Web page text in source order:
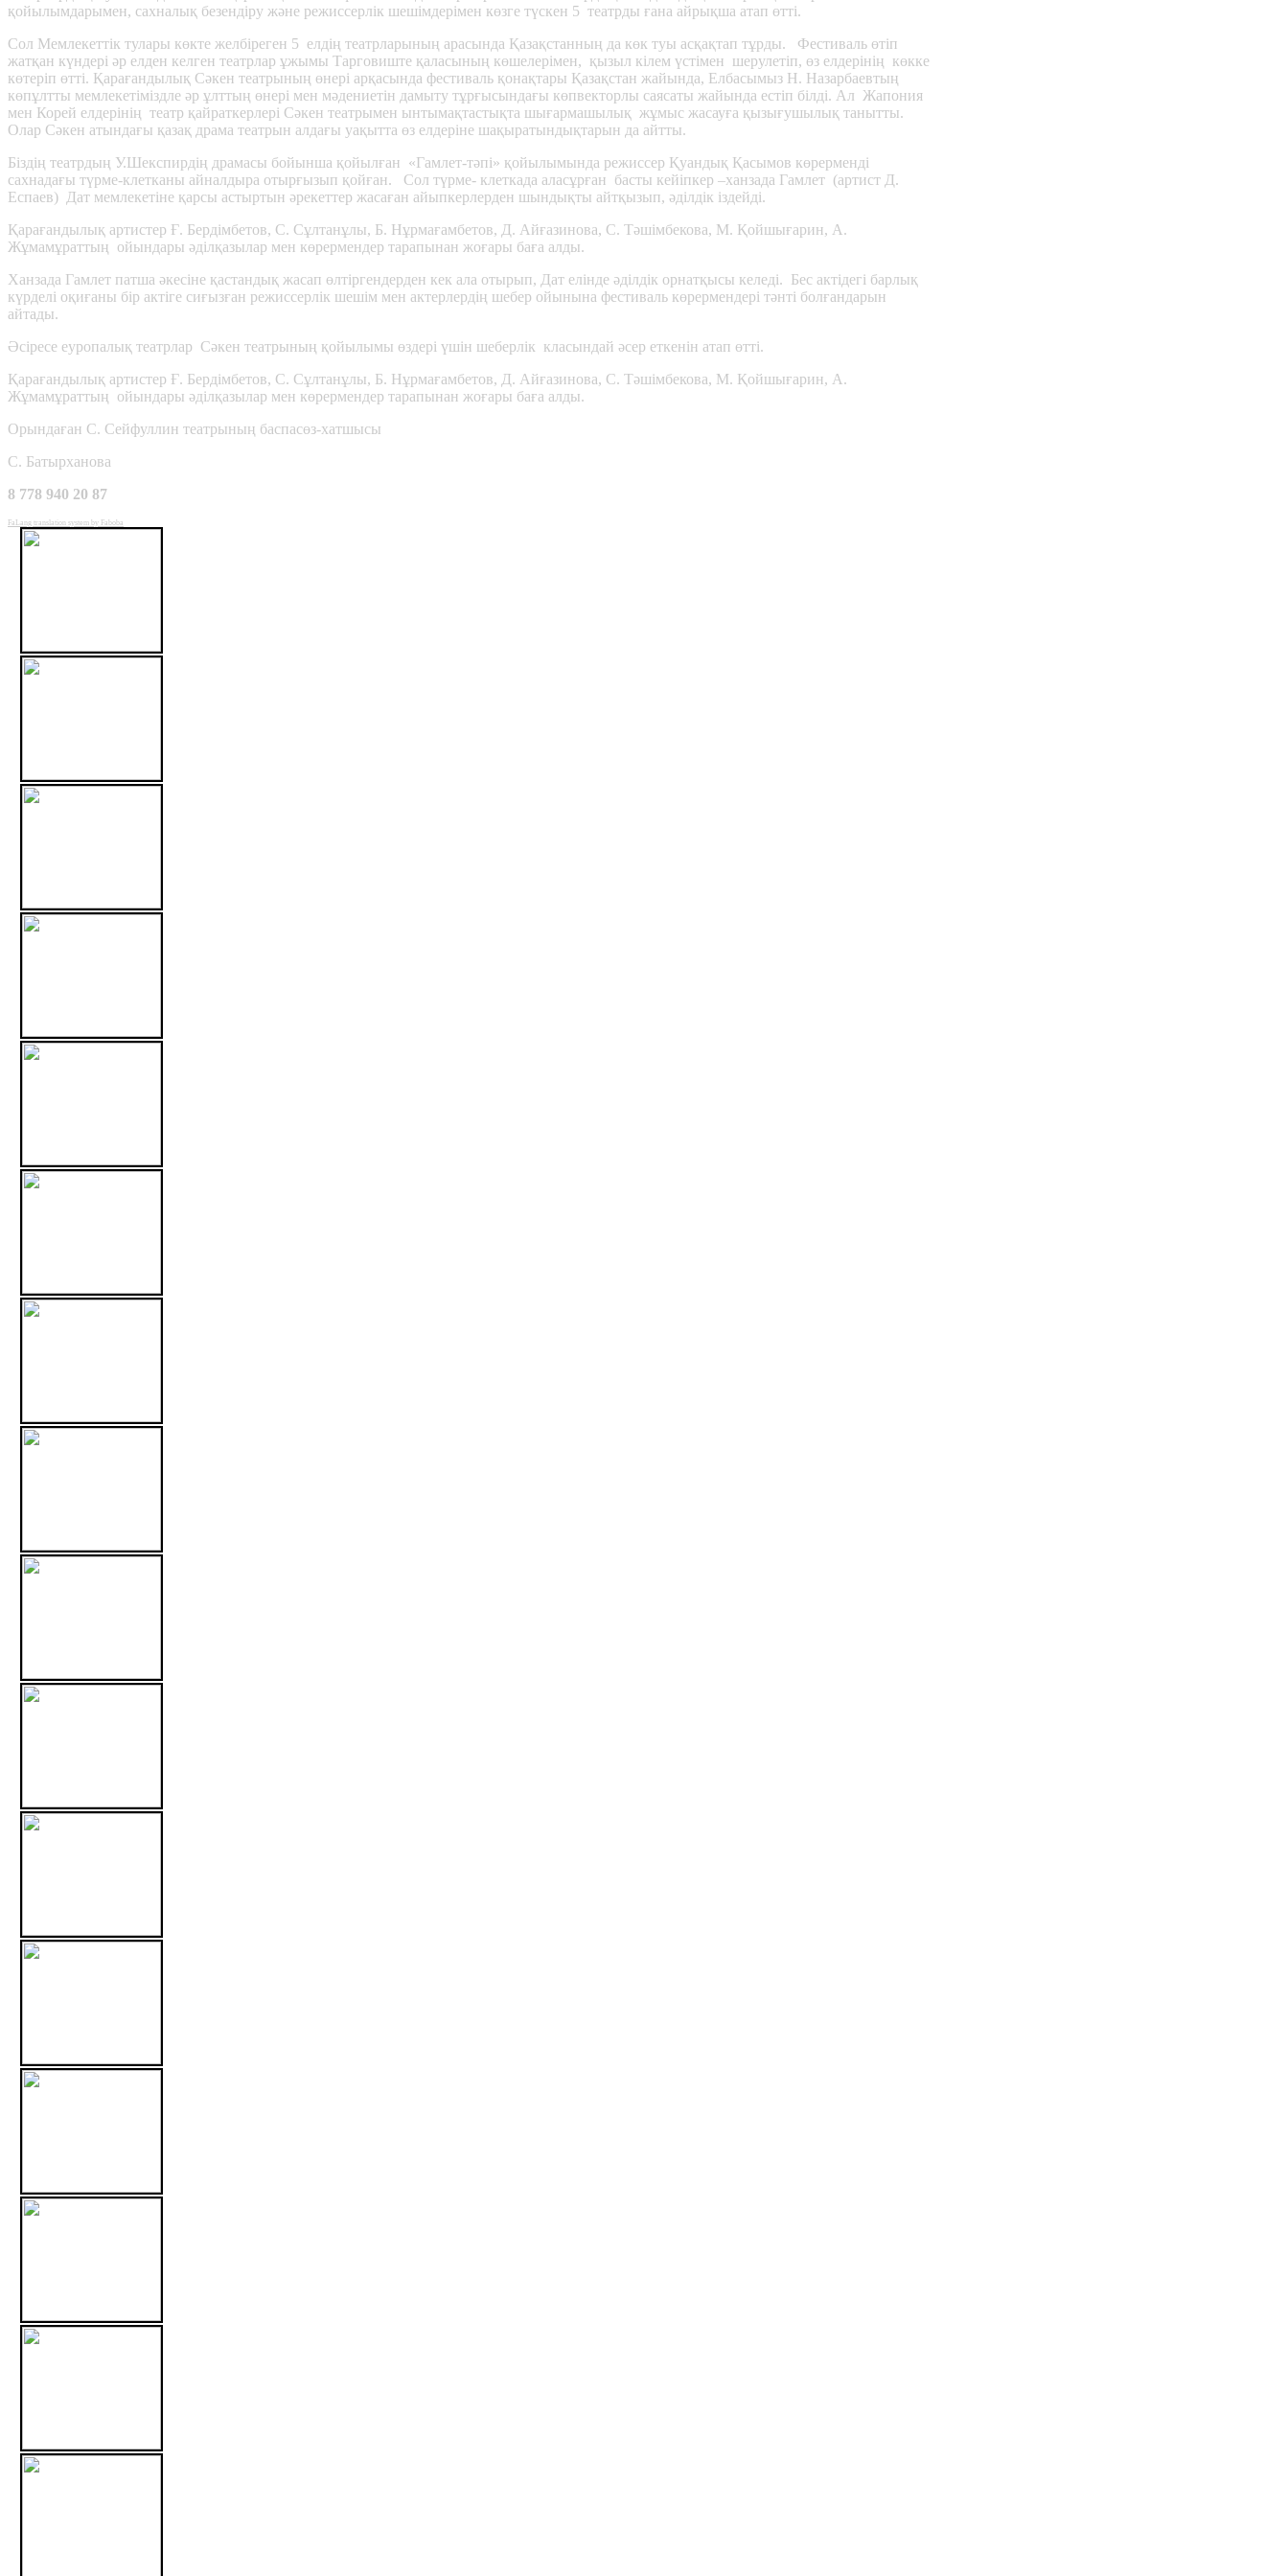
қойылымдарымен, сахналық безендіру және режиссерлік шешімдерімен көзге түскен 5 театрды ғана айрықша атап өтті.
Сол Мемлекеттік тулары көкте желбіреген 5 елдің театрларының арасында Қазақстанның да көк туы асқақтап тұрды. Фестиваль өтіп
жатқан күндері әр елден келген театрлар ұжымы Тарговиште қаласының көшелерімен, қызыл кілем үстімен шерулетіп, өз елдерінің көкке
көтеріп өтті. Қарағандылық Сәкен театрының өнері арқасында фестиваль қонақтары Қазақстан жайында, Елбасымыз Н. Назарбаевтың
көпұлтты мемлекетіміздле әр ұлттың өнері мен мәдениетін дамыту тұрғысындағы көпвекторлы саясаты жайында естіп білді. Ал Жапония
мен Корей елдерінің театр қайраткерлері Сәкен театрымен ынтымақтастықта шығармашылық жұмыс жасауға қызығушылық танытты.
Олар Сәкен атындағы қазақ драма театрын алдағы уақытта өз елдеріне шақыратындықтарын да айтты.
Біздің театрдың У.Шекспирдің драмасы бойынша қойылған «Гамлет-тәпі» қойылымында режиссер Қуандық Қасымов көрерменді
сахнадағы түрме-клетканы айналдыра отырғызып қойған. Сол түрме- клеткада аласұрған басты кейіпкер –ханзада Гамлет (артист Д.
Еспаев) Дат мемлекетіне қарсы астыртын әрекеттер жасаған айыпкерлерден шындықты айтқызып, әділдік іздейді.
Қарағандылық артистер Ғ. Бердімбетов, С. Сұлтанұлы, Б. Нұрмағамбетов, Д. Айғазинова, С. Тәшімбекова, М. Қойшығарин, А.
Жұмамұраттың ойындары әділқазылар мен көрермендер тарапынан жоғары баға алды.
Ханзада Гамлет патша әкесіне қастандық жасап өлтіргендерден кек ала отырып, Дат елінде әділдік орнатқысы келеді. Бес актідегі барлық
күрделі оқиғаны бір актіге сиғызған режиссерлік шешім мен актерлердің шебер ойынына фестиваль көрермендері тәнті болғандарын
айтады.
Әсіресе еуропалық театрлар Сәкен театрының қойылымы өздері үшін шеберлік класындай әсер еткенін атап өтті.
Қарағандылық артистер Ғ. Бердімбетов, С. Сұлтанұлы, Б. Нұрмағамбетов, Д. Айғазинова, С. Тәшімбекова, М. Қойшығарин, А.
Жұмамұраттың ойындары әділқазылар мен көрермендер тарапынан жоғары баға алды.
Орындаған С. Сейфуллин театрының баспасөз-хатшысы
С. Батырханова
8 778 940 20 87
FaLang translation system by Faboba